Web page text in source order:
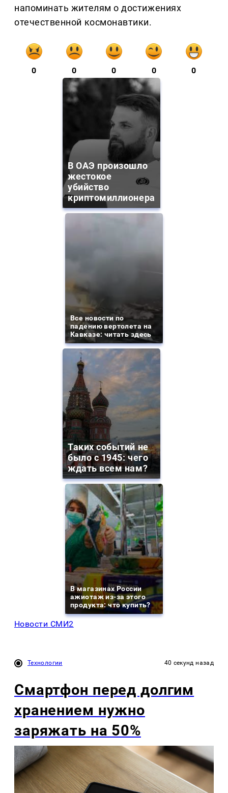
напоминать жителям о достижениях
отечественной космонавтики.
0 0 0 0 0
В ОАЭ произошло
жестокое
убийство
криптомиллионера
Все новости по
падению вертолета на
Кавказе: читать здесь
Таких событий не
было с 1945: чего
ждать всем нам?
В магазинах России
ажиотаж из-за этого
продукта: что купить?
Новости СМИ2
Технологии 40 секунд назад
Смартфон перед долгим
хранением нужно
заряжать на 50%